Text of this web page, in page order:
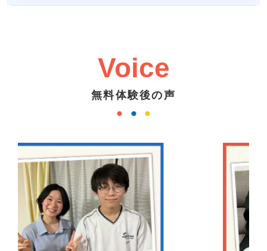
Voice
無料体験後の声